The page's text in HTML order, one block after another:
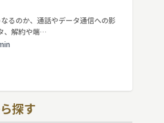
るのか、通話やデータ通信への影
、解約や端…
探す